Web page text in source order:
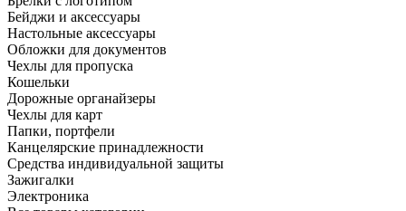
Бейджи и аксессуары
Настольные аксессуары
Обложки для документов
Чехлы для пропуска
Кошельки
Дорожные органайзеры
Чехлы для карт
Папки, портфели
Канцелярские принадлежности
Средства индивидуальной защиты
Зажигалки
Электроника